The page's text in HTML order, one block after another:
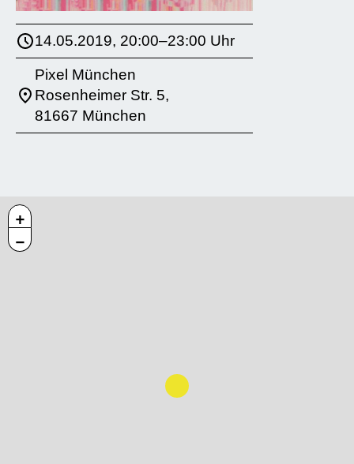
14.05.2019, 20:00–23:00 Uhr
Pixel München
Rosenheimer Str. 5,
81667 München
+
−